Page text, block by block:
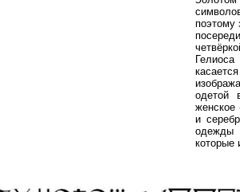
поэтому
одетой
женское
и
одежды
которые